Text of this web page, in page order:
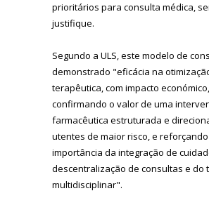
prioritários para consulta médica,
justifique.
Segundo a ULS, este modelo de
demonstrado "eficácia na
terapêutica, com impacto económico,
confirmando o valor de uma
farmacêutica estruturada e
utentes de maior risco, e
importância da integração de
descentralização de consultas e do
multidisciplinar".